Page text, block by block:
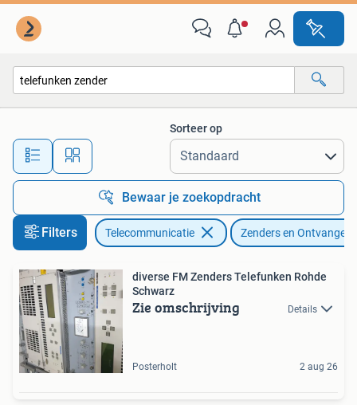
Alle afstanden…
Sorteer op
Bewaar je zoekopdracht
Filters Telecommunicatie Zenders en Ontvangers
diverse FM Zenders Telefunken Rohde
Schwarz
Zie omschrijving Details
Posterholt 2 aug 26